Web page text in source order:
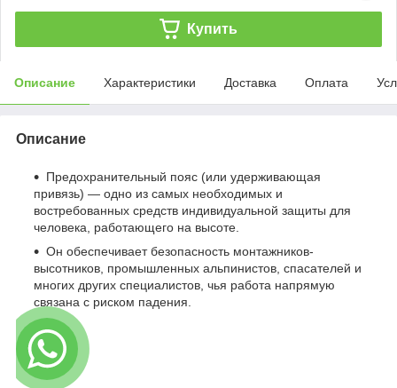
Купить
Описание Характеристики Доставка Оплата
Описание
Предохранительный пояс (или удерживающая
привязь) — одно из самых необходимых и
востребованных средств индивидуальной защиты для
человека, работающего на высоте.
Он обеспечивает безопасность монтажников-
высотников, промышленных альпинистов, спасателей и
многих других специалистов, чья работа напрямую
связана с риском падения.